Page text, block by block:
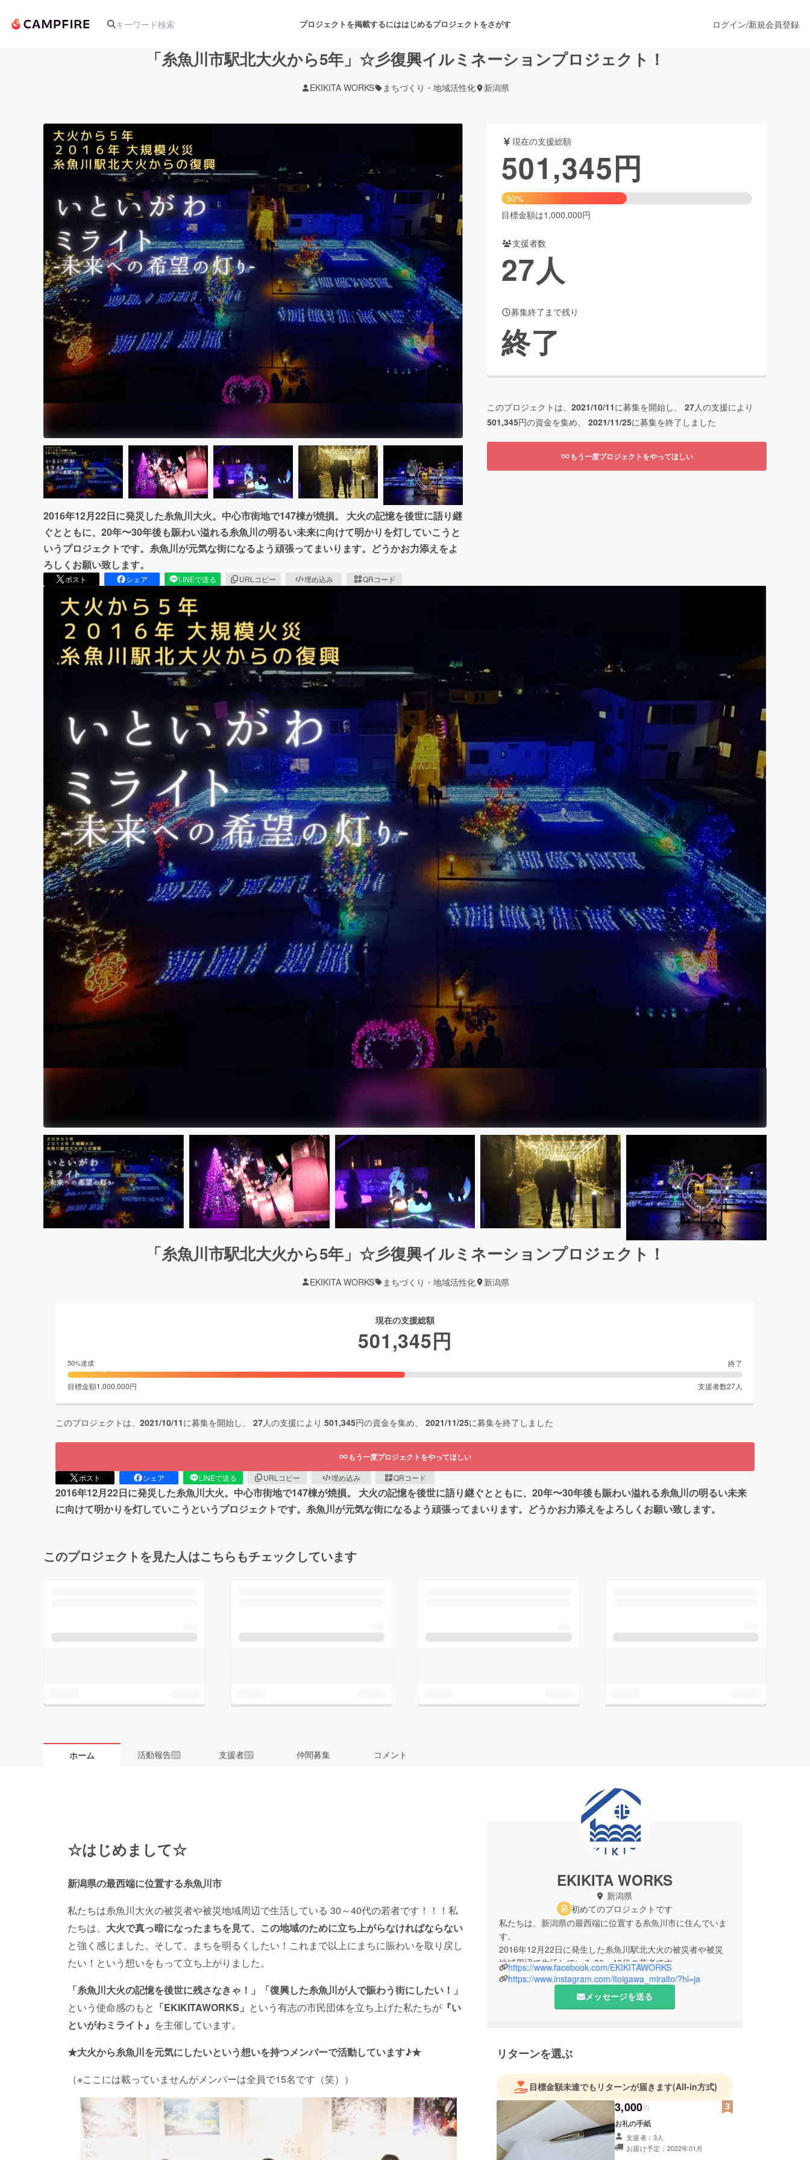
プロジェクトを掲載するにははじめるプロジェクトをさがす
アート・写真 舞台・パフォーマンス
テクノロジー・ガジェット ゲーム・サービス開発 ファッション
映像・映画 書籍・雑誌出版 アニメ・漫画
ビジネス・起業 チャレンジ ビューティー・ヘルスケア
まちづくり・地域活性化
CAMPFIRE for Social GoodCAMPFIRE Creation
CAMPFIREふるさと納税machi-ya
ログイン/新規会員登録
「糸魚川市駅北大火から5年」☆彡復興イルミネーションプロジェクト！
EKIKITA WORKS まちづくり・地域活性化 新潟県
2016年12月22日に発災した糸魚川大火。中心市街地で147棟が焼損。 大火の記憶を後世に語り継
ぐとともに、20年〜30年後も賑わい溢れる糸魚川の明るい未来に向けて明かりを灯していこうと
いうプロジェクトです。糸魚川が元気な街になるよう頑張ってまいります。どうかお力添えをよ
ろしくお願い致します。
ポスト シェア LINEで送る URLコピー 埋め込み QRコード
現在の支援総額
501,345円
50%
目標金額は1,000,000円
支援者数
27人
募集終了まで残り
終了
このプロジェクトは、 2021/10/11に募集を開始し、 27人の支援により
501,345円の資金を集め、 2021/11/25に募集を終了しました
もう一度プロジェクトをやってほしい
「糸魚川市駅北大火から5年」☆彡復興イルミネーションプロジェクト！
EKIKITA WORKS まちづくり・地域活性化 新潟県
現在の支援総額
501,345円
50%達成 終了
目標金額1,000,000円 支援者数27人
このプロジェクトは、 2021/10/11に募集を開始し、 27人の支援により 501,345円の資金を集め、 2021/11/25に募集を終了しました
もう一度プロジェクトをやってほしい
ポスト シェア LINEで送る URLコピー 埋め込み QRコード
2016年12月22日に発災した糸魚川大火。中心市街地で147棟が焼損。 大火の記憶を後世に語り継ぐとともに、20年〜30年後も賑わい溢れる糸魚川の明るい未来
に向けて明かりを灯していこうというプロジェクトです。糸魚川が元気な街になるよう頑張ってまいります。どうかお力添えをよろしくお願い致します。
このプロジェクトを見た人はこちらもチェックしています
ホーム 活動報告20 支援者27 仲間募集 コメント
☆はじめまして☆
新潟県の最西端に位置する糸魚川市
私たちは糸魚川大火の被災者や被災地域周辺で生活している 30～40代の若者です！！！私
たちは、 大火で真っ暗になったまちを見て、この地域のために立ち上がらなければならない
と強く感じました。そして、まちを明るくしたい！これまで以上にまちに賑わいを取り戻し
たい！という想いをもって立ち上がりました。
「糸魚川大火の記憶を後世に残さなきゃ！」「復興した糸魚川が人で賑わう街にしたい！」
という使命感のもと 「EKIKITAWORKS」 という有志の市民団体を立ち上げた私たちが 『い
といがわミライト』 を主催しています。
★大火から糸魚川を元気にしたいという想いを持つメンバーで活動しています♪★
（※ここには載っていませんがメンバーは全員で15名です（笑））
EKIKITA WORKS
新潟県
初めてのプロジェクトです
私たちは、新潟県の最西端に位置する糸魚川市に住んでいま
す。
2016年12月22日に発生した糸魚川駅北大火の被災者や被災
地域周辺で生活している 30～40代の若者です。
私たちは、大火の焼け跡で真っ暗になったまちを見て、この
地域のために立ち上がらなければならないと強く感じまし
た。そして、まちを明るくしたい！これまで以上にまちに賑
「糸魚川大火の記憶を後世に残したい！」
という使命感のもと【EKIKITAWORKS】という有志の市民団
体を立ち上げた私たちが『いといがわミライト』を主催して
います。
★大火から糸魚川を元気にしたいという想いを持つメンバー
で活動しています♪★
https://www.facebook.com/EKIKITAWORKS
https://www.instagram.com/itoigawa_miraito/?hl=ja
メッセージを送る
リターンを選ぶ
目標金額未達でもリターンが届きます(All-in方式)
3,000円
お礼の手紙
支援者：3人
お届け予定：2022年01月